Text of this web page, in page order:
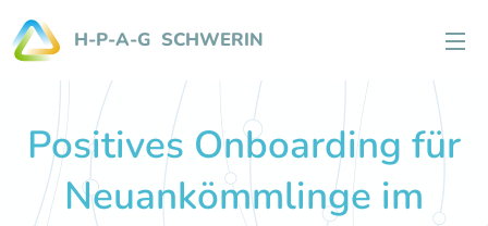
H-P-A-G SCHWERIN
Positives Onboarding für
Neuankömmlinge im